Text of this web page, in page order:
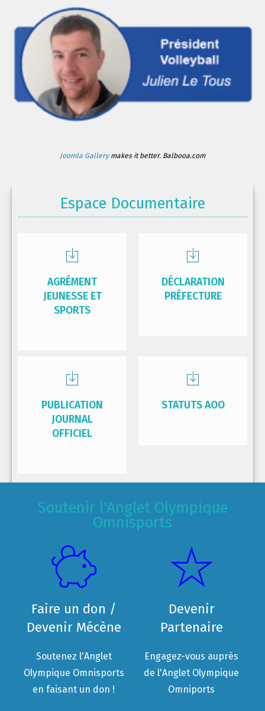
Joomla Gallerymakes it better. Balbooa.com
Espace Documentaire
AGRÉMENT
JEUNESSE ET
SPORTS
DÉCLARATION
PRÉFECTURE
PUBLICATION
JOURNAL
OFFICIEL
STATUTS AOO
Soutenir l'Anglet Olympique
Omnisports
Faire un don /
Devenir Mécène
Soutenez l'Anglet
Olympique Omnisports
en faisant un don !
Devenir
Partenaire
Engagez-vous auprès
de l'Anglet Olympique
Omniports